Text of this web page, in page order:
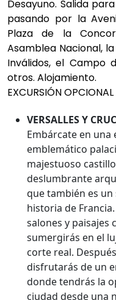
Desayuno. Salida
pasando por la
Plaza de la
Asamblea Nacional,
Inválidos, el Campo
otros. Alojamiento.
EXCURSIÓN OPCIONAL
VERSALLES Y
Embárcate en una
emblemático
majestuoso
deslumbrante
que también es
historia de
salones y paisajes
sumergirás en el
corte real.
disfrutarás de un
donde tendrás la
ciudad desde una